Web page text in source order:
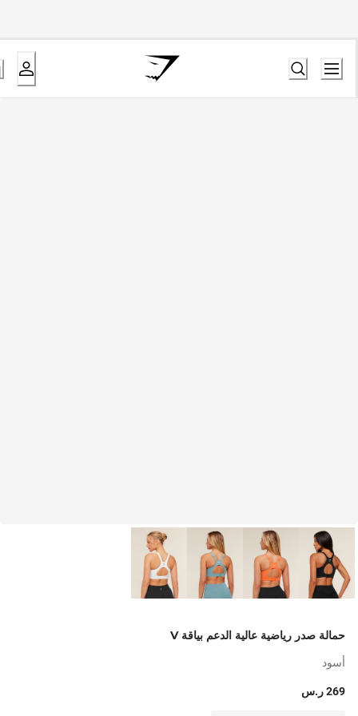
حمالة صدر رياضية عالية الدعم بياقة V
أسود
269 ر.س